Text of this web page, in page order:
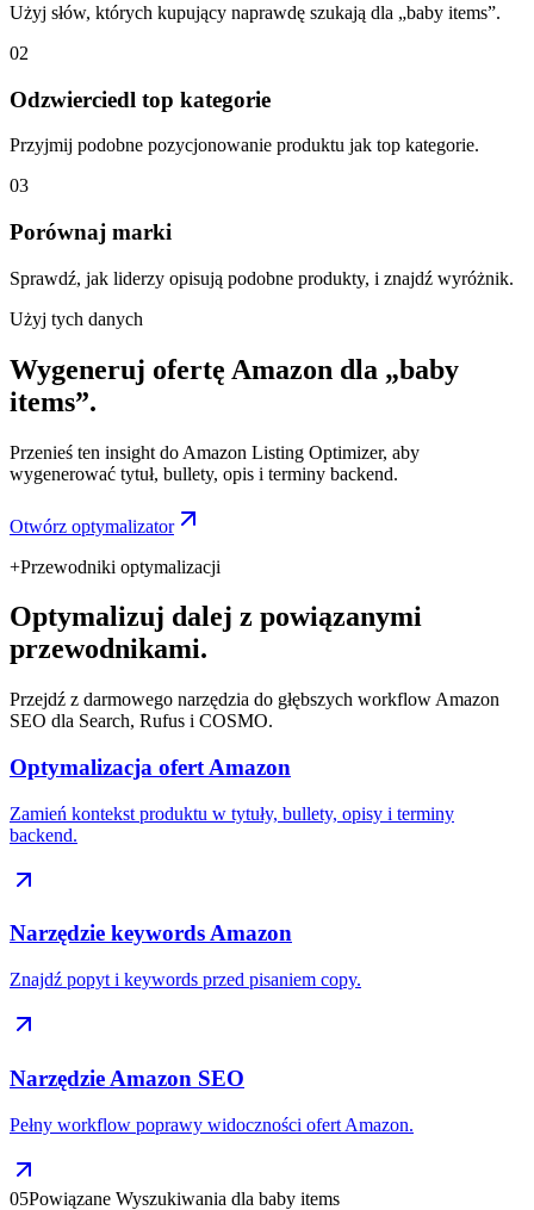
Użyj słów, których kupujący naprawdę szukają dla „baby items”.
02
Odzwierciedl top kategorie
Przyjmij podobne pozycjonowanie produktu jak top kategorie.
03
Porównaj marki
Sprawdź, jak liderzy opisują podobne produkty, i znajdź wyróżnik.
Użyj tych danych
Wygeneruj ofertę Amazon dla „baby
items”.
Przenieś ten insight do Amazon Listing Optimizer, aby
wygenerować tytuł, bullety, opis i terminy backend.
Otwórz optymalizator
+Przewodniki optymalizacji
Optymalizuj dalej z powiązanymi
przewodnikami.
Przejdź z darmowego narzędzia do głębszych workflow Amazon
SEO dla Search, Rufus i COSMO.
Optymalizacja ofert Amazon
Zamień kontekst produktu w tytuły, bullety, opisy i terminy
backend.
Narzędzie keywords Amazon
Znajdź popyt i keywords przed pisaniem copy.
Narzędzie Amazon SEO
Pełny workflow poprawy widoczności ofert Amazon.
05Powiązane Wyszukiwania dla baby items